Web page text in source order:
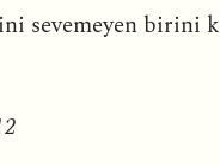
sevemeyen birini